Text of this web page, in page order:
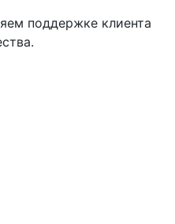
поддержке клиента